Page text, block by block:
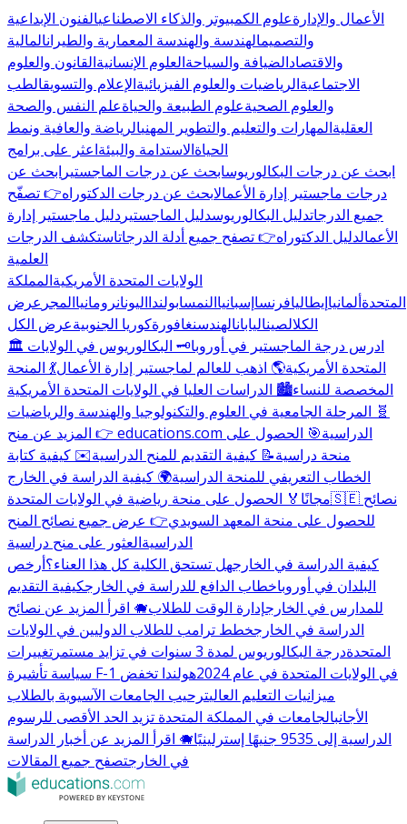
الأعمال والإدارةعلوم الكمبيوتر والذكاء الاصطناعيالفنون الإبداعية
والتصميمالهندسة والهندسة المعمارية والطيرانالمالية
والاقتصادالضيافة والسياحةالعلوم الإنسانيةالقانون والعلوم
الاجتماعيةالرياضيات والعلوم الفيزيائيةالإعلام والتسويقالطب
والعلوم الصحيةعلوم الطبيعة والحياةعلم النفس والصحة
العقليةالمهارات والتعليم والتطوير المهنيالرياضة والعافية ونمط
الحياةالاستدامة والبيئةاعثر على برامج
ابحث عن درجات البكالوريوسابحث عن درجات الماجستير ابحث عن
درجات ماجستير إدارة الأعمالابحث عن درجات الدكتوراه👉 تصفّح
جميع الدرجاتدليل البكالوريوسدليل الماجستير دليل ماجستير إدارة
الأعمالدليل الدكتوراه👉 تصفح جميع أدلة الدرجاتاستكشف الدرجات
العلمية
الولايات المتحدة الأمريكيةالمملكة
المتحدةألمانياإيطاليافرنساإسبانياالنمسابولندااليونانرومانياالمجر عرض
الكلالصيناليابانالهندسنغافورةكوريا الجنوبيةعرض الكل
🏛️ ادرس درجة الماجستير في أوروبا🗝️ البكالوريوس في الولايات
المتحدة الأمريكية🌎 اذهب للعالم لماجستير إدارة الأعمال💃 المنحة
المخصصة للنساء🏙️ الدراسات العليا في الولايات المتحدة الأمريكية
🧬 المرحلة الجامعية في العلوم والتكنولوجيا والهندسة والرياضيات
👉 المزيد عن منح educations.com الدراسية🎯 الحصول على
منحة دراسية📝 كيفية التقديم للمنح الدراسية✉️ كيفية كتابة
الخطاب التعريفي للمنحة الدراسية🌍 كيفية الدراسة في الخارج
مجانًا 🏅 الحصول على منحة رياضية في الولايات المتحدة
🇸🇪 نصائح
للحصول على منحة المعهد السويدي👉 عرض جميع نصائح المنح
الدراسيةالعثور على منح دراسية
كيفية الدراسة في الخارجهل تستحق الكلية كل هذا العناء؟أرخص
البلدان في أوروباخطاب الدافع للدراسة في الخارجكيفية التقديم
للمدارس في الخارجإدارة الوقت للطلاب🐗 اقرأ المزيد عن نصائح
الدراسة في الخارجخطط ترامب للطلاب الدوليين في الولايات
المتحدةدرجة البكالوريوس لمدة 3 سنوات في تزايد مستمر
تغييرات
سياسة تأشيرة F-1 في الولايات المتحدة في عام 2024
هولندا تخفض
ميزانيات التعليم العاليترحيب الجامعات الآسيوية بالطلاب
الأجانبالجامعات في المملكة المتحدة تزيد الحد الأقصى للرسوم
الدراسية إلى 9535 جنيهًا إسترلينيًا
🐗 اقرأ المزيد عن أخبار الدراسة
في الخارجتصفح جميع المقالات